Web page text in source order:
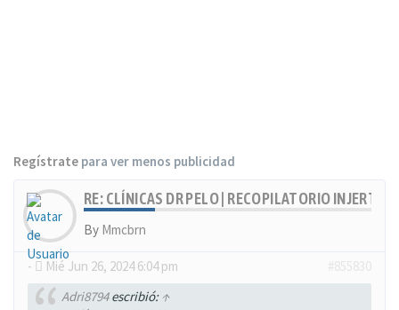
Regístrate para ver menos publicidad
RE: CLÍNICAS DR PELO | RECOPILATORIO
By Mmcbrn
- Mié Jun 26, 2024 6:04 pm
Adri8794escribió: ↑